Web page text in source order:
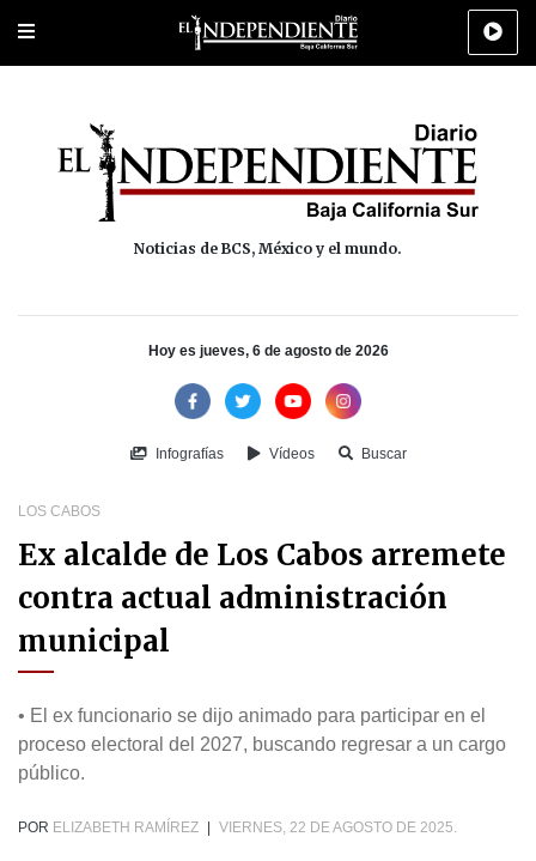
Portada Los Cabos Policiaca Deportes Cultura
Noticias de BCS, México y el mundo.
Hoy es jueves, 6 de agosto de 2026
Infografías Vídeos Buscar
LOS CABOS
Ex alcalde de Los Cabos arremete
contra actual administración
municipal
• El ex funcionario se dijo animado para participar en el
proceso electoral del 2027, buscando regresar a un cargo
público.
POR ELIZABETH RAMÍREZ VIERNES, 22 DE AGOSTO DE 2025.